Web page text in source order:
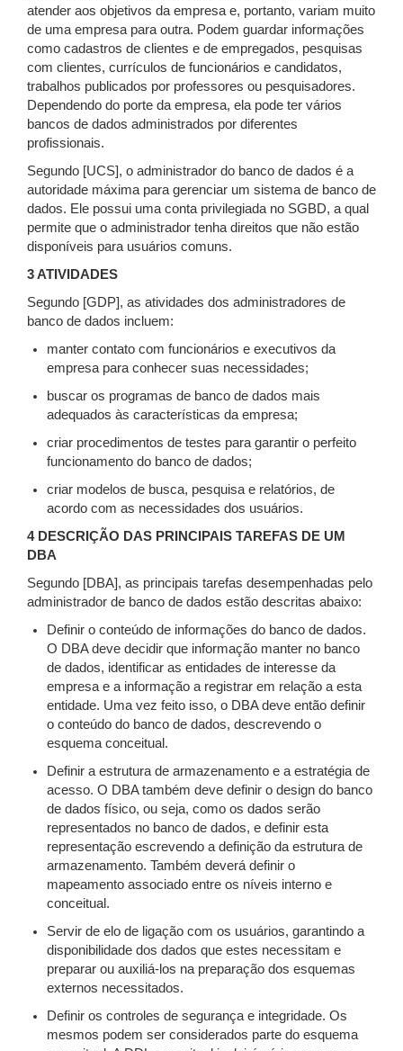
atender aos objetivos da empresa e, portanto, variam muito
de uma empresa para outra. Podem guardar informações
como cadastros de clientes e de empregados, pesquisas
com clientes, currículos de funcionários e candidatos,
trabalhos publicados por professores ou pesquisadores.
Dependendo do porte da empresa, ela pode ter vários
bancos de dados administrados por diferentes
profissionais.
Segundo [UCS], o administrador do banco de dados é a
autoridade máxima para gerenciar um sistema de banco de
dados. Ele possui uma conta privilegiada no SGBD, a qual
permite que o administrador tenha direitos que não estão
disponíveis para usuários comuns.
3 ATIVIDADES
Segundo [GDP], as atividades dos administradores de
banco de dados incluem:
manter contato com funcionários e executivos da
empresa para conhecer suas necessidades;
buscar os programas de banco de dados mais
adequados às características da empresa;
criar procedimentos de testes para garantir o perfeito
funcionamento do banco de dados;
criar modelos de busca, pesquisa e relatórios, de
acordo com as necessidades dos usuários.
4 DESCRIÇÃO DAS PRINCIPAIS TAREFAS DE UM
DBA
Segundo [DBA], as principais tarefas desempenhadas pelo
administrador de banco de dados estão descritas abaixo:
Definir o conteúdo de informações do banco de dados.
O DBA deve decidir que informação manter no banco
de dados, identificar as entidades de interesse da
empresa e a informação a registrar em relação a esta
entidade. Uma vez feito isso, o DBA deve então definir
o conteúdo do banco de dados, descrevendo o
esquema conceitual.
Definir a estrutura de armazenamento e a estratégia de
acesso. O DBA também deve definir o design do banco
de dados físico, ou seja, como os dados serão
representados no banco de dados, e definir esta
representação escrevendo a definição da estrutura de
armazenamento. Também deverá definir o
mapeamento associado entre os níveis interno e
conceitual.
Servir de elo de ligação com os usuários, garantindo a
disponibilidade dos dados que estes necessitam e
preparar ou auxiliá-los na preparação dos esquemas
externos necessitados.
Definir os controles de segurança e integridade. Os
mesmos podem ser considerados parte do esquema